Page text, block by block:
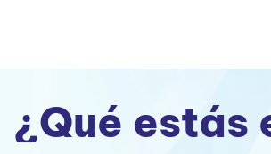
¿Qué estás